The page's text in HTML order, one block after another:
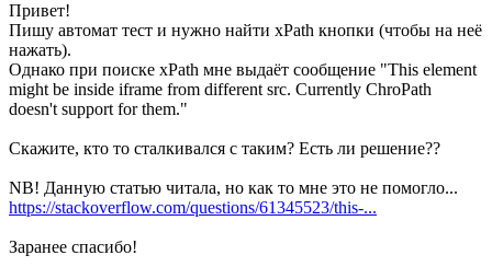
Привет!
Пишу автомат тест и нужно найти xPath кнопки (чтобы на неё
нажать).
Однако при поиске xPath мне выдаёт сообщение "This element
might be inside iframe from different src. Currently ChroPath
doesn't support for them."
Скажите, кто то сталкивался с таким? Есть ли решение??
NB! Данную статью читала, но как то мне это не помогло...
https://stackoverflow.com/questions/61345523/this-...
Заранее спасибо!